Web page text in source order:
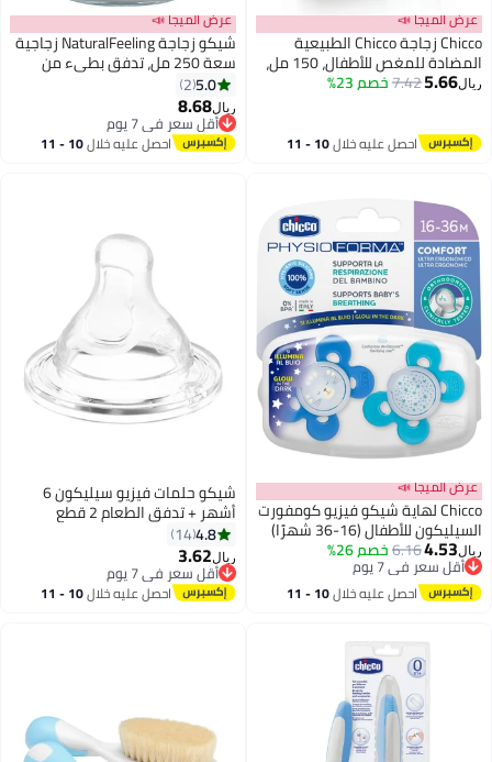
عرض الميجا 📣
Chicco زجاجة Chicco الطبيعية
المضادة للمغص للأطفال، 150 مل،
زرقاء
ريال5.66
7.42خصم 23%
احصل عليه خلال 10 - 11
عرض الميجا 📣
شيكو زجاجة NaturalFeeling زجاجية
سعة 250 مل، تدفق بطيء من
0M+ سيليكون، محايدة 5.0
2
ريال8.68
أقل سعر في 7 يوم
أقل سعر في 7 يوماحصل عليه خلال 10 - 11
عرض الميجا 📣
Chicco لهاية شيكو فيزيو كومفورت
السيليكون للأطفال (16-36 شهرًا)
ريال4.53
6.16خصم 26%
أقل سعر في 7 يوم
أقل سعر في 7 يوماحصل عليه خلال 10 - 11
شيكو حلمات فيزيو سيليكون 6
أشهر + تدفق الطعام 2 قطع
4.8
14
ريال3.62
أقل سعر في 7 يوم
أقل سعر في 7 يوماحصل عليه خلال 10 - 11